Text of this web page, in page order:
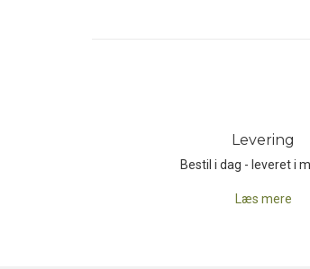
JetBoil bliver i dag
sted derude sidder
Levering
Bestil i dag - leveret i
Læs mere